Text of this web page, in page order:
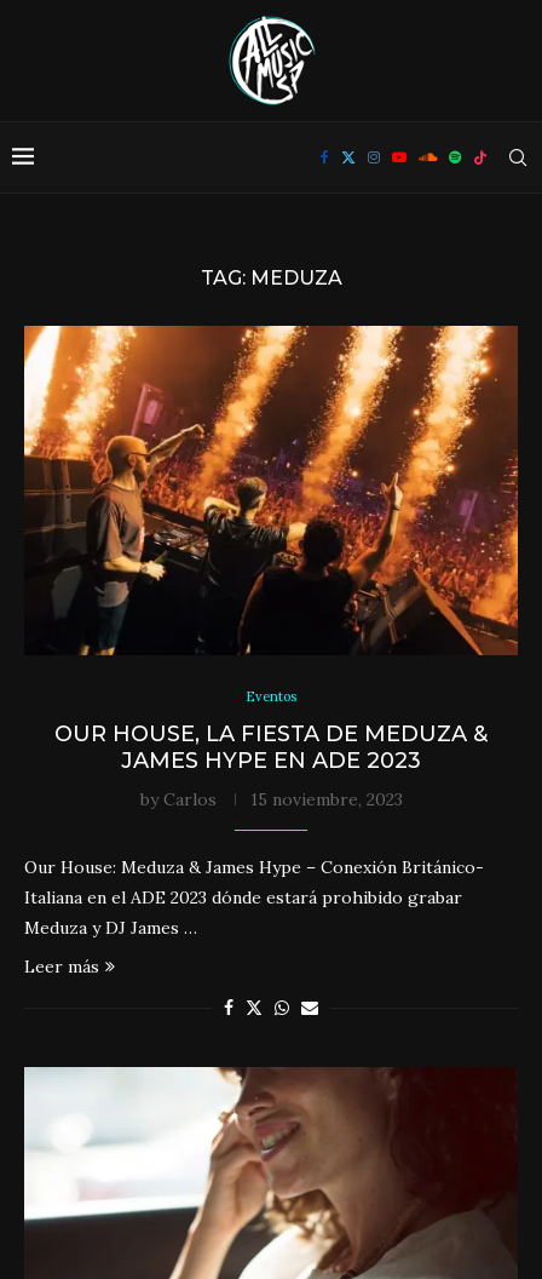
TAG: MEDUZA
Eventos
OUR HOUSE, LA FIESTA DE MEDUZA &
JAMES HYPE EN ADE 2023
by Carlos 15 noviembre, 2023
Our House: Meduza & James Hype – Conexión Británico-
Italiana en el ADE 2023 dónde estará prohibido grabar
Meduza y DJ James …
Leer más